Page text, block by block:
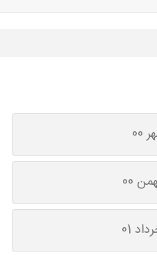
00
00
01